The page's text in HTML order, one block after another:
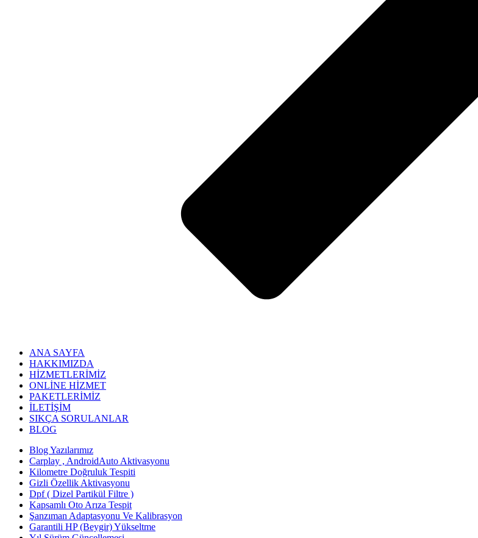
ANA SAYFA
HAKKIMIZDA
HİZMETLERİMİZ
ONLİNE HİZMET
PAKETLERİMİZ
İLETİŞİM
SIKÇA SORULANLAR
BLOG
Blog Yazılarımız
Carplay , AndroidAuto Aktivasyonu
Kilometre Doğruluk Tespiti
Gizli Özellik Aktivasyonu
Dpf ( Dizel Partikül Filtre )
Kapsamlı Oto Arıza Tespit
Şanzıman Adaptasyonu Ve Kalibrasyon
Garantili HP (Beygir) Yükseltme